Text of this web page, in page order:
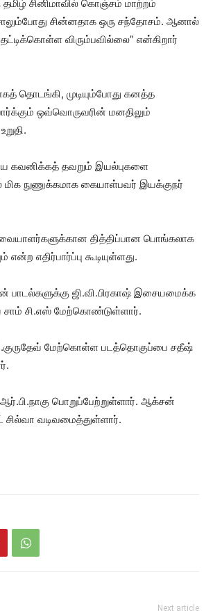
தமிழ் சினிமாவில் கொஞ்சம் மாற்றம்
சின்னதாக ஒரு சந்தோசம். ஆனால்
விரும்பவில்லை” என்கிறார்
தொடங்கி, முடியும்போது கனத்த
ஒவ்வொருவரின் மனதிலும்
கவனிக்கத் தவறும் இயல்புகளை
மிக நுணுக்கமாக கையாள்பவர் இயக்குநர்
தித்திப்பான பொங்கலாக
எதிர்பார்ப்பு கூடியுள்ளது.
பாடல்களுக்கு ஜி.வி.பிரகாஷ் இசையமைக்க
சி.எஸ் மேற்கொண்டுள்ளார்.
மேற்கொள்ள படத்தொகுப்பை சதீஷ்
பொறுப்பேற்றுள்ளார். ஆக்சன்
வடிவமைத்துள்ளார்.
Next article